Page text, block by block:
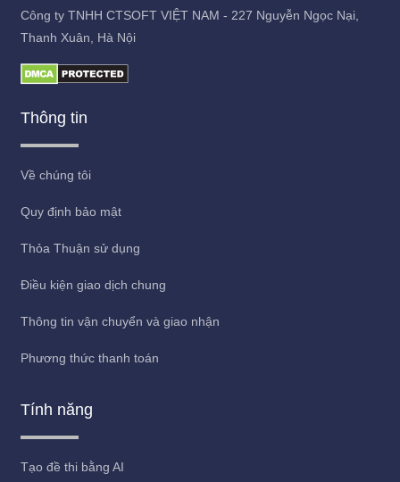
Công ty TNHH CTSOFT VIỆT NAM - 227 Nguyễn Ngọc Nại,
Thanh Xuân, Hà Nội
Thông tin
Về chúng tôi
Quy định bảo mật
Thỏa Thuận sử dụng
Điều kiện giao dịch chung
Thông tin vận chuyển và giao nhận
Phương thức thanh toán
Tính năng
Tạo đề thi bằng AI